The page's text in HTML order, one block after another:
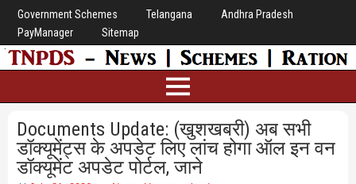
Government Schemes Telangana
Andhra Pradesh
PayManager
Sitemap
Documents Update: (खुशखबरी) अब सभी
डॉक्यूमेंट्स के अपडेट लिए लांच होगा ऑल इन वन
डॉक्यूमेंट अपडेट पोर्टल, जाने